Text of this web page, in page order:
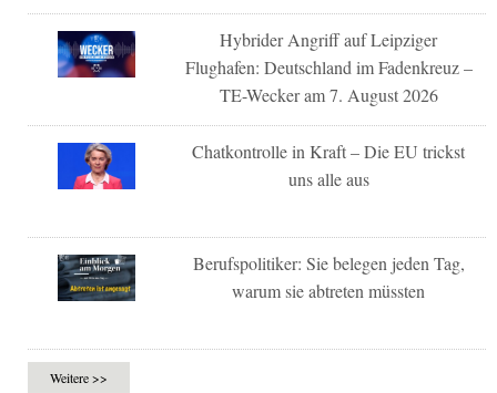
Hybrider Angriff auf Leipziger
Flughafen: Deutschland im Fadenkreuz –
TE-Wecker am 7. August 2026
Chatkontrolle in Kraft – Die EU trickst
uns alle aus
Berufspolitiker: Sie belegen jeden Tag,
warum sie abtreten müssten
Weitere >>